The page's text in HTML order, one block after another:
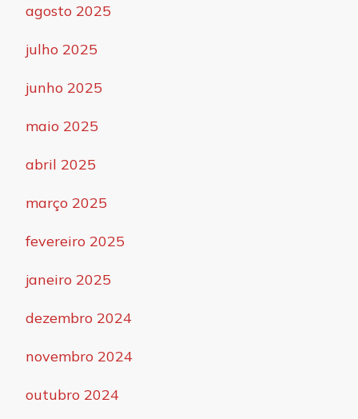
agosto 2025
julho 2025
junho 2025
maio 2025
abril 2025
março 2025
fevereiro 2025
janeiro 2025
dezembro 2024
novembro 2024
outubro 2024